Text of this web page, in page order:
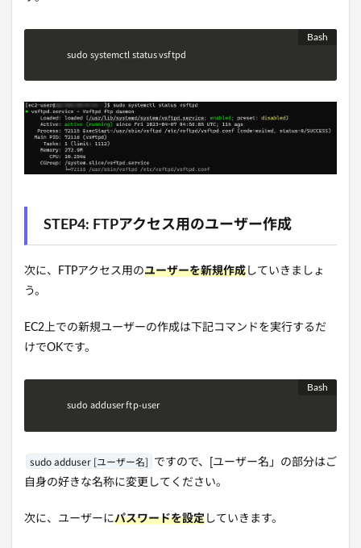
sudo systemctl status vsftpd
STEP4: FTPアクセス用のユーザー作成
次に、FTPアクセス用のユーザーを新規作成 していきましょ
う。
EC2上での新規ユーザーの作成は下記コマンドを実行するだ
けでOKです。
sudo adduser ftp-user
sudo adduser [ユーザー名]
ですので、[ユーザー名」の部分はご
自身の好きな名称に変更してください。
次に、ユーザーにパスワードを設定 していきます。